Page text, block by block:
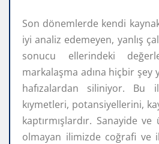
Son dönemlerde kendi
iyi analiz edemeyen, yanlış
sonucu ellerindeki
markalaşma adına hiçbir şey
hafızalardan siliniyor. Bu
kıymetleri, potansiyellerini,
kaptırmışlardır. Sanayide
olmayan ilimizde coğrafi ve